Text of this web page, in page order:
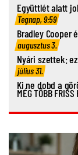
Együttlét alatt
Tegnap, 9:59
Bradley Cooper
augusztus 3.
Nyári szettek:
július 31.
Ki ne dobd a
MÉG TÖBB FRISS